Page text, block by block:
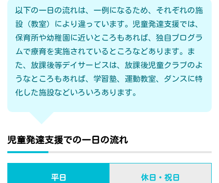
以下の一日の流れは、一例になるため、それぞれの施
設（教室）により違っています。児童発達支援では、
保育所や幼稚園に近いところもあれば、独自プログラ
ムで療育を実施されているところなどあります。ま
た、放課後等デイサービスは、放課後児童クラブのよ
うなところもあれば、学習塾、運動教室、ダンスに特
化した施設などいろいろあります。
児童発達支援での一日の流れ
平日 休日・祝日